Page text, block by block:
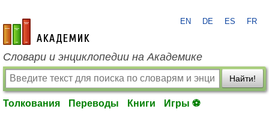
academic.ru
EN DE ES FR
Словари и энциклопедии на Академике
Найти!
Толкования Переводы Книги Игры ⚽